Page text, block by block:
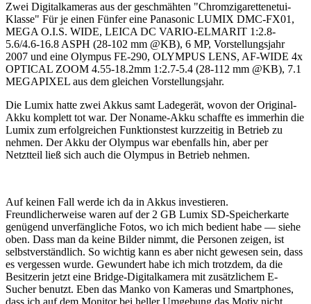
Zwei Digitalkameras aus der geschmähten "Chromzigarettenetui-
Klasse" Für je einen Fünfer eine Panasonic LUMIX DMC-FX01,
MEGA O.I.S. WIDE, LEICA DC VARIO-ELMARIT 1:2.8-
5.6/4.6-16.8 ASPH (28-102 mm @KB), 6 MP, Vorstellungsjahr
2007 und eine Olympus FE-290, OLYMPUS LENS, AF-WIDE 4x
OPTICAL ZOOM 4.55-18.2mm 1:2.7-5.4 (28-112 mm @KB), 7.1
MEGAPIXEL aus dem gleichen Vorstellungsjahr.
Die Lumix hatte zwei Akkus samt Ladegerät, wovon der Original-
Akku komplett tot war. Der Noname-Akku schaffte es immerhin die
Lumix zum erfolgreichen Funktionstest kurzzeitig in Betrieb zu
nehmen. Der Akku der Olympus war ebenfalls hin, aber per
Netztteil ließ sich auch die Olympus in Betrieb nehmen.
Auf keinen Fall werde ich da in Akkus investieren.
Freundlicherweise waren auf der 2 GB Lumix SD-Speicherkarte
genügend unverfängliche Fotos, wo ich mich bedient habe — siehe
oben. Dass man da keine Bilder nimmt, die Personen zeigen, ist
selbstverständlich. So wichtig kann es aber nicht gewesen sein, dass
es vergessen wurde. Gewundert habe ich mich trotzdem, da die
Besitzerin jetzt eine Bridge-Digitalkamera mit zusätzlichem E-
Sucher benutzt. Eben das Manko von Kameras und Smartphones,